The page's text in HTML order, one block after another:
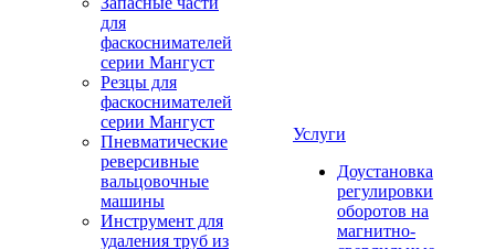
для
фаскоснимателей
серии Мангуст
Резцы для
фаскоснимателей
серии Мангуст
Пневматические
реверсивные
вальцовочные
машины
Инструмент для
удаления труб из
Услуги
Доустановка
регулировки
оборотов на
магнитно-